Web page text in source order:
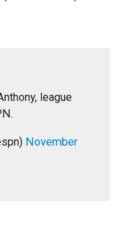
league
November